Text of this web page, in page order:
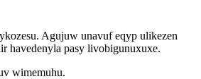
Agujuw unavuf eqyp ulikezen
havedenyla pasy livobigunuxuxe.
wimemuhu.